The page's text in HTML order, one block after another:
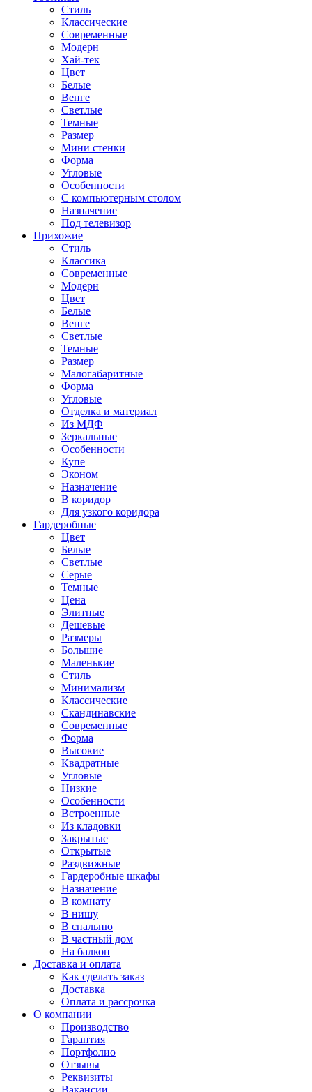
Стиль
Классические
Современные
Модерн
Хай-тек
Цвет
Белые
Венге
Светлые
Темные
Размер
Мини стенки
Форма
Угловые
Особенности
С компьютерным столом
Назначение
Под телевизор
Прихожие
Стиль
Классика
Современные
Модерн
Цвет
Белые
Венге
Светлые
Темные
Размер
Малогабаритные
Форма
Угловые
Отделка и материал
Из МДФ
Зеркальные
Особенности
Купе
Эконом
Назначение
В коридор
Для узкого коридора
Гардеробные
Цвет
Белые
Светлые
Серые
Темные
Цена
Элитные
Дешевые
Размеры
Большие
Маленькие
Стиль
Минимализм
Классические
Скандинавские
Современные
Форма
Высокие
Квадратные
Угловые
Низкие
Особенности
Встроенные
Из кладовки
Закрытые
Открытые
Раздвижные
Гардеробные шкафы
Назначение
В комнату
В нишу
В спальню
В частный дом
На балкон
Доставка и оплата
Как сделать заказ
Доставка
Оплата и рассрочка
О компании
Производство
Гарантия
Портфолио
Отзывы
Реквизиты
Вакансии